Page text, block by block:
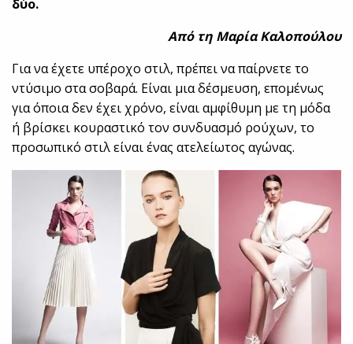
δύο.
Από τη Μαρία Καλοπούλου
Για να έχετε υπέροχο στιλ, πρέπει να παίρνετε το
ντύσιμο στα σοβαρά. Είναι μια δέσμευση, επομένως
για όποια δεν έχει χρόνο, είναι αμφίθυμη με τη μόδα
ή βρίσκει κουραστικό τον συνδυασμό ρούχων, το
προσωπικό στιλ είναι ένας ατελείωτος αγώνας.